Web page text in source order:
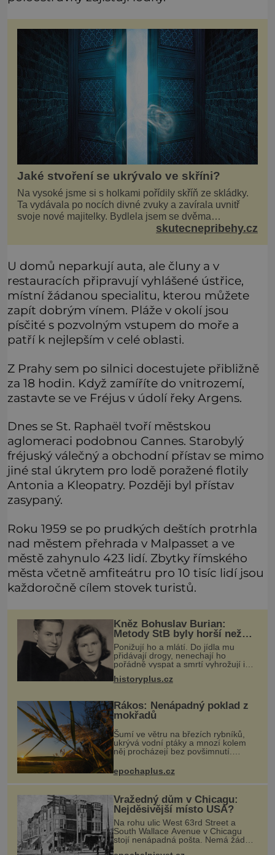
Jaké stvoření se ukrývalo ve skříni?
Na vysoké jsme si s holkami pořídily skříň ze skládky.
Ta vydávala po nocích divné zvuky a zavírala uvnitř
svoje nové majitelky. Bydlela jsem se dvěma
kamarádkami a bavilo nás zvelebovat si náš byt. Skoro
skutecnepribehy.cz
U domů neparkují auta, ale čluny a v
restauracích připravují vyhlášené ústřice,
místní žádanou specialitu, kterou můžete
zapít dobrým vínem. Pláže v okolí jsou
písčité s pozvolným vstupem do moře a
patří k nejlepším v celé oblasti.
Z Prahy sem po silnici docestujete přibližně
za 18 hodin. Když zamíříte do vnitrozemí,
zastavte se ve Fréjus v údolí řeky Argens.
Dnes se St. Raphaël tvoří městskou
aglomeraci podobnou Cannes. Starobylý
fréjuský válečný a obchodní přístav se mimo
jiné stal úkrytem pro lodě poražené flotily
Antonia a Kleopatry. Později byl přístav
zasypaný.
Roku 1959 se po prudkých deštích protrhla
nad městem přehrada v Malpasset a ve
městě zahynulo 423 lidí. Zbytky římského
města včetně amfiteátru pro 10 tisíc lidí jsou
každoročně cílem stovek turistů.
Kněz Bohuslav Burian:
Metody StB byly horší než
gestapácké trýznění
Ponižují ho a mlátí. Do jídla mu
přidávají drogy, nenechají ho
pořádně vyspat a smrtí vyhrožují i
jeho nejbližším. Burian kruté týrání
nevydrží a estébákům podepíše
historyplus.cz
Rákos: Nenápadný poklad z
mokřadů
Šumí ve větru na březích rybníků,
ukrývá vodní ptáky a mnozí kolem
něj procházejí bez povšimnutí.
Přesto právě rákos pomáhal stavět
domy, vyrábět lodě, zapisovat první
texty a inspiroval řadu pověstí.
epochaplus.cz
Vražedný dům v Chicagu:
Nejděsivější místo USA?
Na rohu ulic West 63rd Street a
South Wallace Avenue v Chicagu
stojí nenápadná pošta. Nemá žádný
speciální nápis ani pamětní desku. A